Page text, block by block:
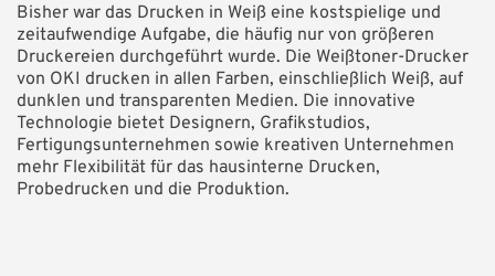
Bisher war das Drucken in Weiß eine kostspielige und
zeitaufwendige Aufgabe, die häufig nur von größeren
Druckereien durchgeführt wurde. Die Weißtoner-Drucker
von OKI drucken in allen Farben, einschließlich Weiß, auf
dunklen und transparenten Medien. Die innovative
Technologie bietet Designern, Grafikstudios,
Fertigungsunternehmen sowie kreativen Unternehmen
mehr Flexibilität für das hausinterne Drucken,
Probedrucken und die Produktion.